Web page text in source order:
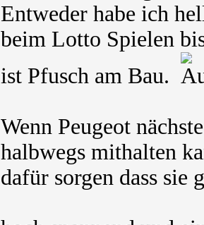
Entweder habe ich
beim Lotto Spielen
ist Pfusch am Bau.
Wenn Peugeot
halbwegs mithalten
dafür sorgen dass sie